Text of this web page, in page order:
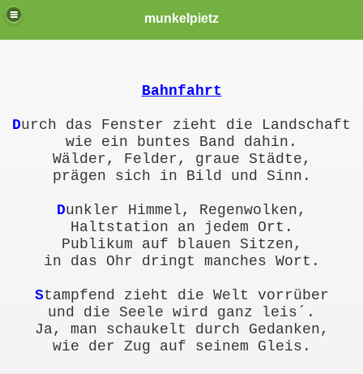
munkelpietz
Bahnfahrt
Durch das Fenster zieht die Landschaft
wie ein buntes Band dahin.
Wälder, Felder, graue Städte,
prägen sich in Bild und Sinn.
Dunkler Himmel, Regenwolken,
Haltstation an jedem Ort.
Publikum auf blauen Sitzen,
in das Ohr dringt manches Wort.
Stampfend zieht die Welt vorrüber
und die Seele wird ganz leis´.
Ja, man schaukelt durch Gedanken,
wie der Zug auf seinem Gleis.